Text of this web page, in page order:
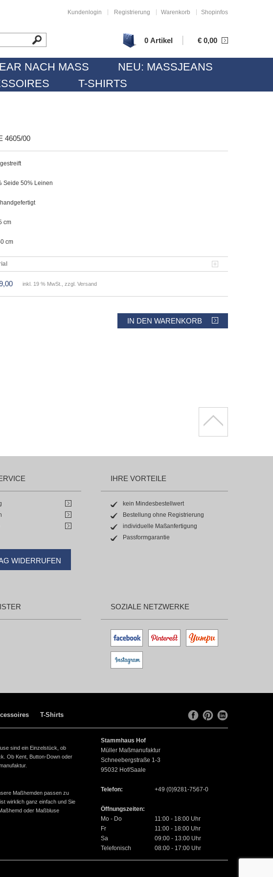
Kundenlogin Registrierung Warenkorb Shopinfos
0 Artikel € 0,00
NACH MASS
NEU: MASSJEANS
T-SHIRTS
4605/00
Seide 50% Leinen
handgefertigt
cm
cm
inkl. 19 % MwSt., zzgl. Versand
IN DEN WARENKORB
WIDERRUFEN
IHRE VORTEILE
kein Mindesbestellwert
Bestellung ohne Registrierung
individuelle Maßanfertigung
Passformgarantie
SOZIALE NETZWERKE
T-Shirts
sind ein Einzelstück, ob
Ob Kent, Button-Down oder
Maßhemden passen zu
wirklich ganz einfach und Sie
oder Maßbluse
Stammhaus Hof
Müller Maßmanufaktur
Schneebergstraße 1-3
95032 Hof/Saale
Telefon: +49 (0)9281-7567-0
Öffnungszeiten:
Mo - Do
11:00 - 18:00 Uhr
Fr
11:00 - 18:00 Uhr
Sa
09:00 - 13:00 Uhr
Telefonisch
08:00 - 17:00 Uhr